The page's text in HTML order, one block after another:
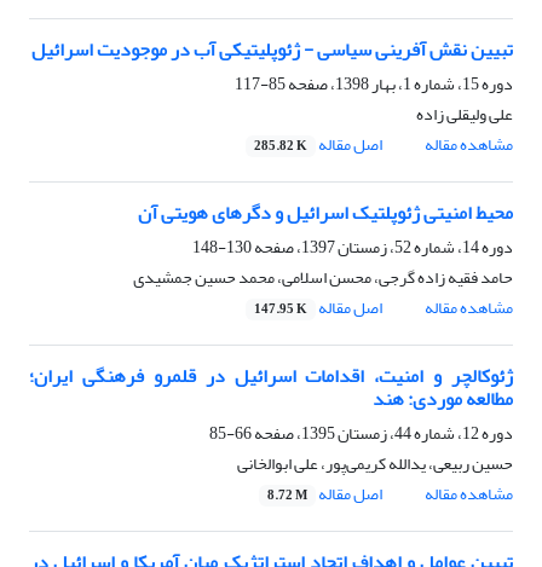
تبیین نقش آفرینی سیاسی - ژئوپلیتیکی آب در موجودیت اسرائیل
دوره 15، شماره 1، بهار 1398، صفحه
85-117
علی ولیقلی زاده
مشاهده مقاله
اصل مقاله 285.82 K
محیط امنیتی ژئوپلتیک اسرائیل و دگرهای هویتی آن
دوره 14، شماره 52، زمستان 1397، صفحه
130-148
حامد فقیه زاده گرجی، محسن اسلامی، محمد حسین جمشیدی
مشاهده مقاله
اصل مقاله 147.95 K
ژئوکالچر و امنیت، اقدامات اسرائیل در قلمرو فرهنگی ایران؛
مطالعه موردی: هند
دوره 12، شماره 44، زمستان 1395، صفحه
66-85
حسین ربیعی، یدالله کریمی‌پور، علی ابوالخانی
مشاهده مقاله
اصل مقاله 8.72 M